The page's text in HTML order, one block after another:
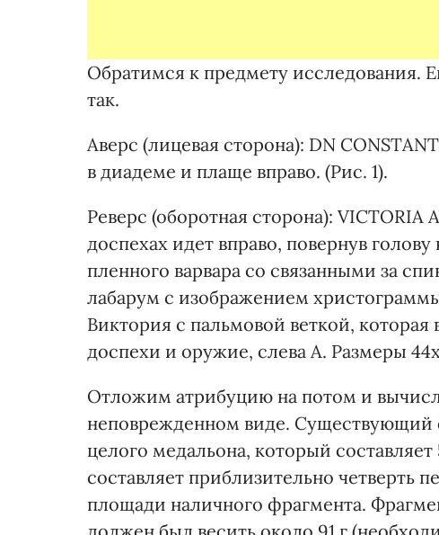
Обратимся к предмету исследования.
так.
Аверс (лицевая сторона): DN
в диадеме и плаще вправо. (Рис. 1).
Реверс (оборотная сторона):
доспехах идет вправо, повернув
пленного варвара со связанными за
лабарум с изображением
Виктория с пальмовой веткой,
доспехи и оружие, слева А. Размеры
Отложим атрибуцию на потом и
неповрежденном виде. Существующий
целого медальона, который
составляет приблизительно четверть
площади наличного фрагмента.